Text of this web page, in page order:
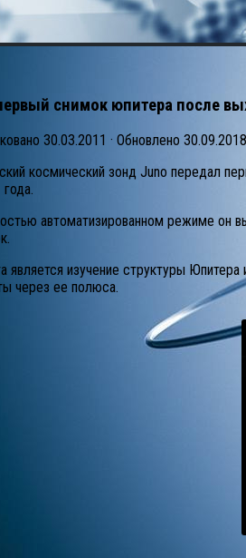
снимок юпитера после
30.03.2011 · Обновлено 30.09.2018
космический зонд Juno передал
автоматизированном режиме он
является изучение структуры
через ее полюса.